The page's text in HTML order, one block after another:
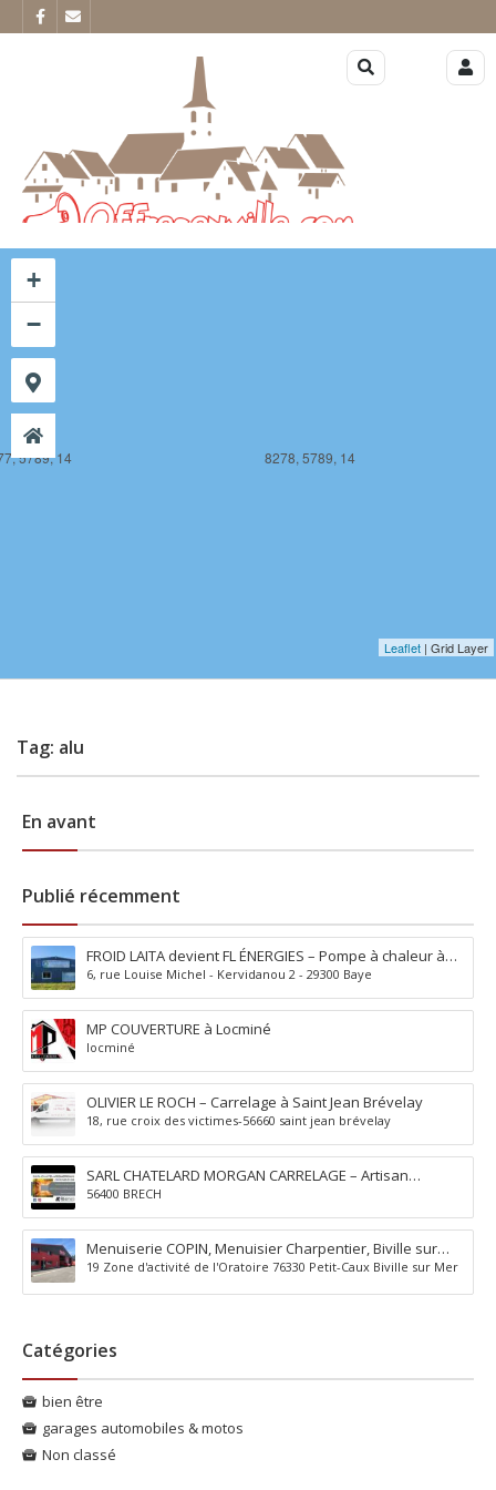
5788, 14 8278, 5788, 14
5789, 14 8278, 5789, 14
+
−
Leaflet | Grid Layer
Tag: alu
En avant
Publié récemment
FROID LAITA devient FL ÉNERGIES – Pompe à chaleur à
Baye
6, rue Louise Michel - Kervidanou 2 - 29300 Baye
MP COUVERTURE à Locminé
locminé
OLIVIER LE ROCH – Carrelage à Saint Jean Brévelay
18, rue croix des victimes-56660 saint jean brévelay
SARL CHATELARD MORGAN CARRELAGE – Artisan
carreleur à Brec’h Auray
56400 BRECH
Menuiserie COPIN, Menuisier Charpentier, Biville sur
Mer, Petit-Caux (76)
19 Zone d'activité de l'Oratoire 76330 Petit-Caux Biville sur Mer
Catégories
bien être
garages automobiles & motos
Non classé